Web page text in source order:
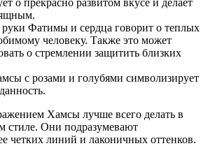
Фатимы и сердца говорит о теплых
человеку. Также это может
о стремлении защитить близких
с розами и голубями символизирует
Хамсы лучше всего делать в
стиле. Они подразумевают
четких линий и лаконичных оттенков.